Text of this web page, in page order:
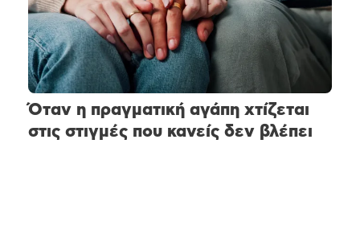
Όταν η πραγματική αγάπη χτίζεται
στις στιγμές που κανείς δεν βλέπει